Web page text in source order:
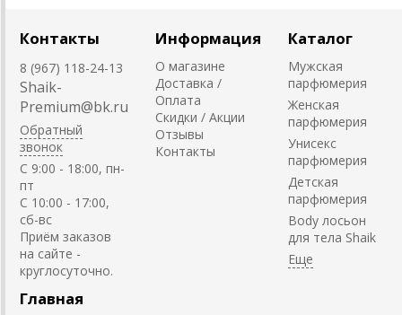
Контакты
8 (967) 118-24-13
Shaik-
Premium@bk.ru
Обратный
звонок
C 9:00 - 18:00, пн-
пт
С 10:00 - 17:00,
сб-вс
Приём заказов
на сайте -
круглосуточно.
Информация
О магазине
Доставка /
Оплата
Скидки / Акции
Отзывы
Контакты
Каталог
Мужская
парфюмерия
Женская
парфюмерия
Унисекс
парфюмерия
Детская
парфюмерия
Body лосьон
для тела Shaik
Главная